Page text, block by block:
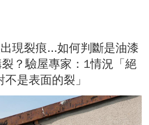
現裂痕...如何判斷是油漆
？驗屋專家：1情況「絕
不是表面的裂」